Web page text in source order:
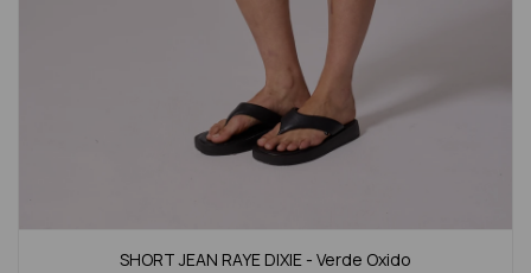
SHORT JEAN RAYE DIXIE - Verde Oxido